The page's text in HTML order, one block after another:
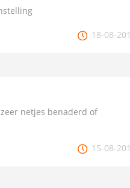
18-08-
netjes benaderd of
15-08-